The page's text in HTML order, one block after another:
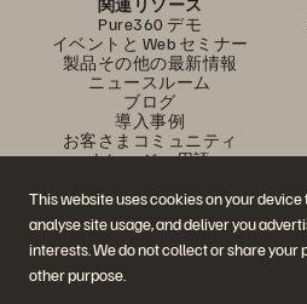
This website uses cookies on your
analyse site usage, and deliver you
interests. We do not collect or share
other purpose.
関連リソース
Pure360 デモ
イベントと Web セミナー
製品その他の最新情報
ニュースルーム
ブログ
導入事例
お客さまコミュニティ
ナレッジ・用語
公式
是非フォローをお